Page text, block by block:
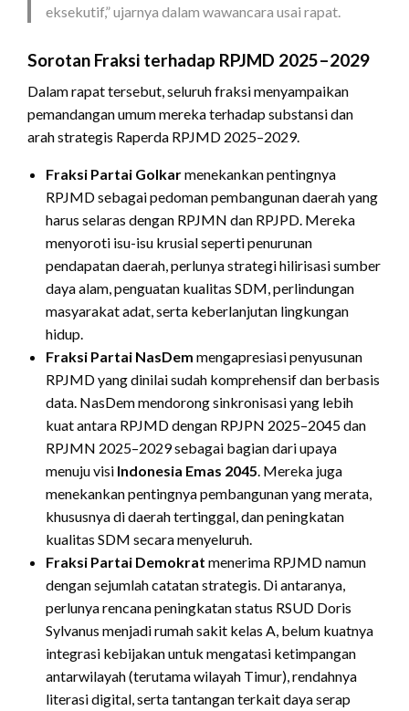
eksekutif,” ujarnya dalam wawancara usai rapat.
Sorotan Fraksi terhadap RPJMD 2025–2029
Dalam rapat tersebut, seluruh fraksi menyampaikan
pemandangan umum mereka terhadap substansi dan
arah strategis Raperda RPJMD 2025–2029.
Fraksi Partai Golkarmenekankan pentingnya
RPJMD sebagai pedoman pembangunan daerah yang
harus selaras dengan RPJMN dan RPJPD. Mereka
menyoroti isu-isu krusial seperti penurunan
pendapatan daerah, perlunya strategi hilirisasi sumber
daya alam, penguatan kualitas SDM, perlindungan
masyarakat adat, serta keberlanjutan lingkungan
hidup.
Fraksi Partai NasDem mengapresiasi penyusunan
RPJMD yang dinilai sudah komprehensif dan berbasis
data. NasDem mendorong sinkronisasi yang lebih
kuat antara RPJMD dengan RPJPN 2025–2045 dan
RPJMN 2025–2029 sebagai bagian dari upaya
menuju visi Indonesia Emas 2045. Mereka juga
menekankan pentingnya pembangunan yang merata,
khususnya di daerah tertinggal, dan peningkatan
kualitas SDM secara menyeluruh.
Fraksi Partai Demokrat menerima RPJMD namun
dengan sejumlah catatan strategis. Di antaranya,
perlunya rencana peningkatan status RSUD Doris
Sylvanus menjadi rumah sakit kelas A, belum kuatnya
integrasi kebijakan untuk mengatasi ketimpangan
antarwilayah (terutama wilayah Timur), rendahnya
literasi digital, serta tantangan terkait daya serap